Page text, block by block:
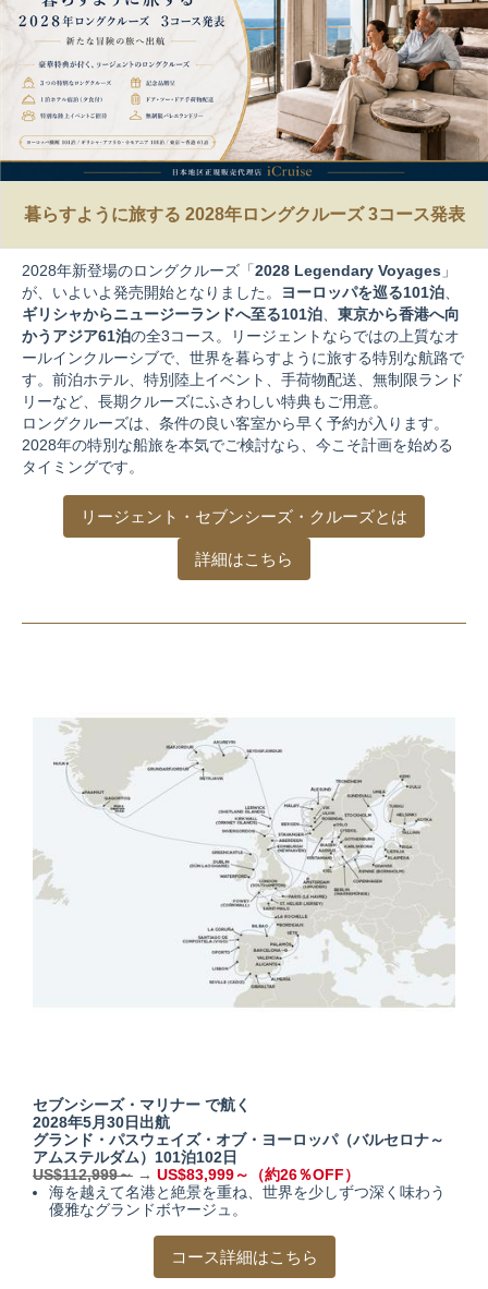
暮らすように旅する 2028年ロングクルーズ 3コース発表
2028年新登場のロングクルーズ「2028 Legendary Voyages 」
が、いよいよ発売開始となりました。
ヨーロッパを巡る101泊
ギリシャからニュージーランドへ至る101泊
東京から香港へ向
かうアジア61泊の全3コース。リージェントならではの上質なオ
ールインクルーシブで、世界を暮らすように旅する特別な航路で
す。 前泊ホテル、特別陸上イベント、手荷物配送、無制限ランド
リーなど、長期クルーズにふさわしい特典もご用意。
ロングクルーズは、条件の良い客室から早く予約が入ります。
2028年の特別な船旅を本気でご検討なら、今こそ計画を始める
タイミングです。
リージェント・セブンシーズ・クルーズとは
詳細はこちら
セブンシーズ・マリナー で航く
2028年5月30日出航
グランド・パスウェイズ・オブ・ヨーロッパ（バルセロナ～
アムステルダム）101泊102日
US$112,999～ → US$83,999～（約26％OFF）
海を越えて名港と絶景を重ね、世界を少しずつ深く味わう
優雅なグランドボヤージュ。
コース詳細はこちら